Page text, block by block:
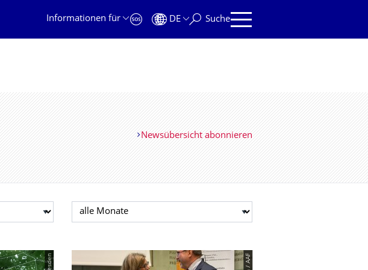
Informationen für DE Suche
Newsübersicht abonnieren
Monat auswählen